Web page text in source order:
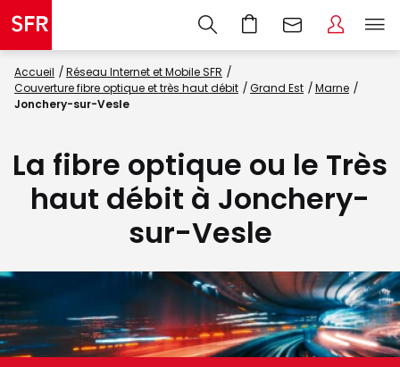
Accueil
Réseau Internet et Mobile SFR
Couverture fibre optique et très haut débit
Grand Est
Marne
Jonchery-sur-Vesle
La fibre optique ou le Très
haut débit à Jonchery-
sur-Vesle